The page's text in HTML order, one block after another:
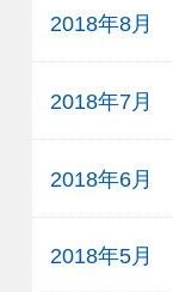
2018年8月
2018年7月
2018年6月
2018年5月